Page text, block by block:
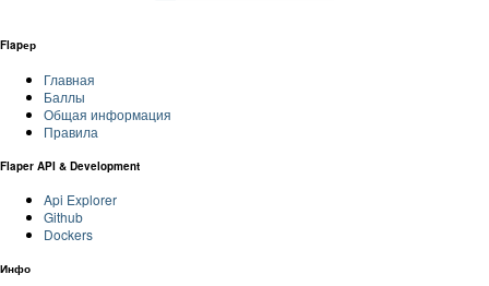
Flapер
Главная
Баллы
Общая информация
Правила
Flaper API & Development
Api Explorer
Github
Dockers
Инфо